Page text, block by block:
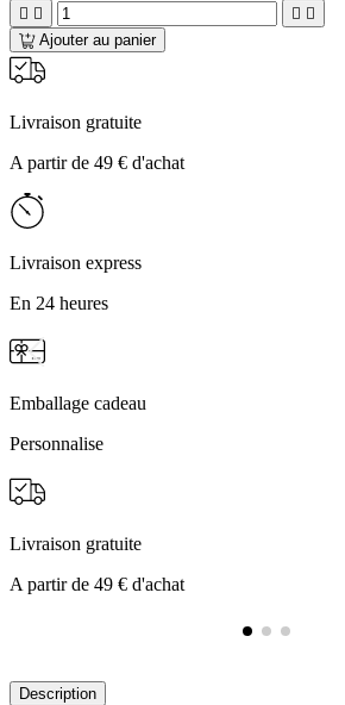
   
Ajouter au panier
Livraison gratuite
A partir de 49 € d'achat
Livraison express
En 24 heures
Emballage cadeau
Personnalise
Livraison gratuite
A partir de 49 € d'achat
Description